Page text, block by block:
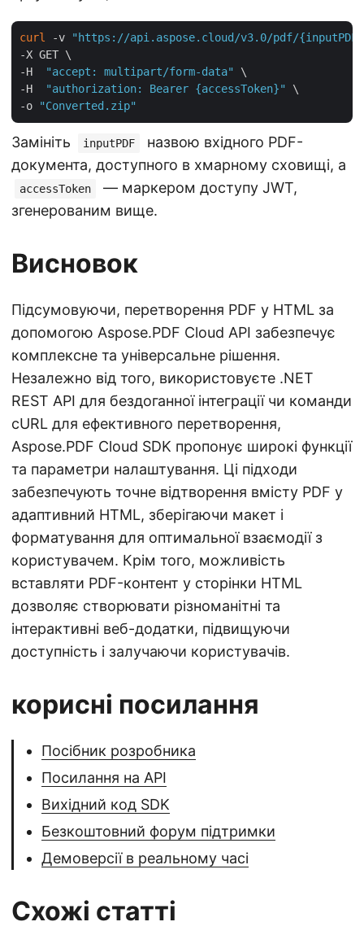
curl -v
"https://api.aspose.cloud/v3.0/pdf/{inputPDF}/
-X GET \
-H
"accept: multipart/form-data"
\
-H
"authorization: Bearer {accessToken}"
\
-o
"Converted.zip"
Замініть inputPDF
назвою вхідного PDF-
документа, доступного в хмарному сховищі, а
accessToken
— маркером доступу JWT,
згенерованим вище.
Висновок
Підсумовуючи, перетворення PDF у HTML за
допомогою Aspose.PDF Cloud API забезпечує
комплексне та універсальне рішення.
Незалежно від того, використовуєте .NET
REST API для бездоганної інтеграції чи команди
cURL для ефективного перетворення,
Aspose.PDF Cloud SDK пропонує широкі функції
та параметри налаштування. Ці підходи
забезпечують точне відтворення вмісту PDF у
адаптивний HTML, зберігаючи макет і
форматування для оптимальної взаємодії з
користувачем. Крім того, можливість
вставляти PDF-контент у сторінки HTML
дозволяє створювати різноманітні та
інтерактивні веб-додатки, підвищуючи
доступність і залучаючи користувачів.
корисні посилання
Посібник розробника
Посилання на API
Вихідний код SDK
Безкоштовний форум підтримки
Демоверсії в реальному часі
Схожі статті